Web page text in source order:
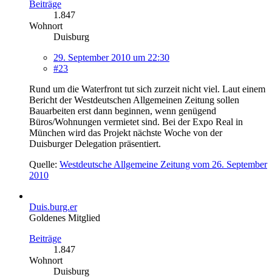
Beiträge
1.847
Wohnort
Duisburg
29. September 2010 um 22:30
#23
Rund um die Waterfront tut sich zurzeit nicht viel. Laut einem
Bericht der Westdeutschen Allgemeinen Zeitung sollen
Bauarbeiten erst dann beginnen, wenn genügend
Büros/Wohnungen vermietet sind. Bei der Expo Real in
München wird das Projekt nächste Woche von der
Duisburger Delegation präsentiert.
Quelle: Westdeutsche Allgemeine Zeitung vom 26. September
2010
Duis.burg.er
Goldenes Mitglied
Beiträge
1.847
Wohnort
Duisburg